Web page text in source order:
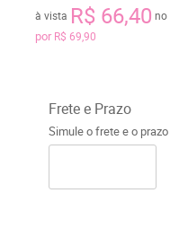
à vista R$ 66,40 no
por R$ 69,90
Frete e Prazo
Simule o frete e o